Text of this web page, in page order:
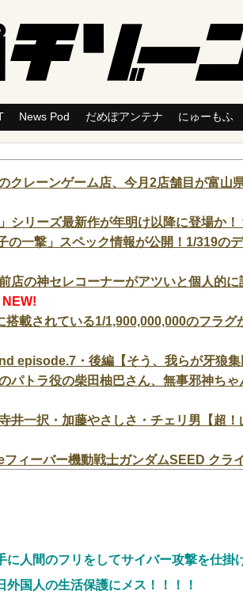
News Pod だめぽアンテナ にゅーもふ
クレーンゲーム店、今月2店舗目が富山
シリーズ最新作が年明け以降に登場か！
の一撃」スペック情報が公開！1/319の
店の神セレコーナーがアツいと個人的
NEW!
搭載されている1/1,900,000,000のフラグ
episode.7・後編【そう、我らが牙狼集
パトラ役の柴田柚巴さん、無事邪神ち
井一択・加藤やさしさ・チェリ男【超！
ィーバー機動戦士ガンダムSEED クラ
w w w w
もし可能なら修学旅行や平和学習の小学
せたい」 NEW!
中から注文殺到！！！ １兆５０００億円
人間のフリをしてサイバー攻撃を仕掛
外国人の生活保護にメス！！！！